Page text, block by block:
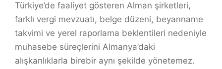
Türkiye’de faaliyet gösteren Alman şirketleri,
farklı vergi mevzuatı, belge düzeni, beyanname
takvimi ve yerel raporlama beklentileri nedeniyle
muhasebe süreçlerini Almanya’daki
alışkanlıklarla birebir aynı şekilde yönetemez.